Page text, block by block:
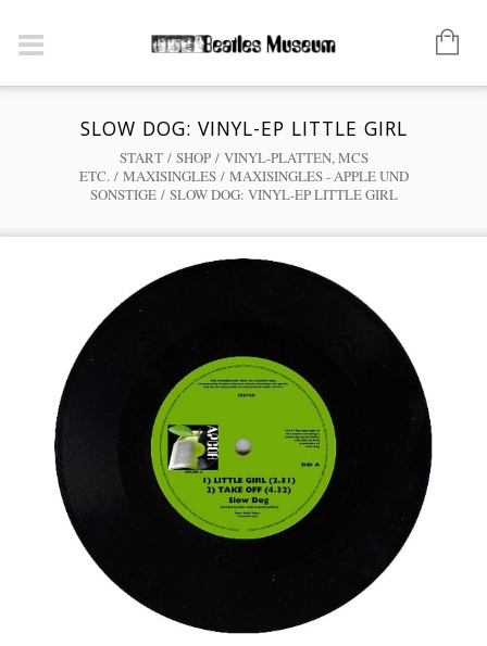
SLOW DOG: VINYL-EP LITTLE GIRL
START/ SHOP/ VINYL-PLATTEN, MCS
ETC./ MAXISINGLES/ MAXISINGLES - APPLE UND
SONSTIGE/ SLOW DOG: VINYL-EP LITTLE GIRL